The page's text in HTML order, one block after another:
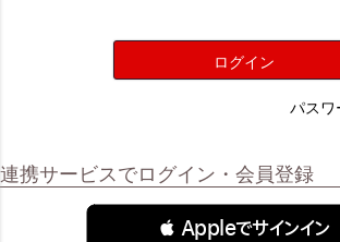
ログイン
パスワ
連携サービスでログイン・会員登録
 Appleでサインイン